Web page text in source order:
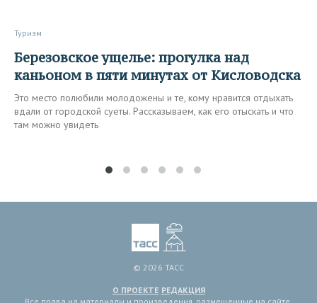
Туризм
Березовское ущелье: прогулка над
каньоном в пяти минутах от Кисловодска
Это место полюбили молодожены и те, кому нравится отдыхать
вдали от городской суеты. Рассказываем, как его отыскать и что
там можно увидеть
© 2026 ТАСС
О ПРОЕКТЕ РЕДАКЦИЯ